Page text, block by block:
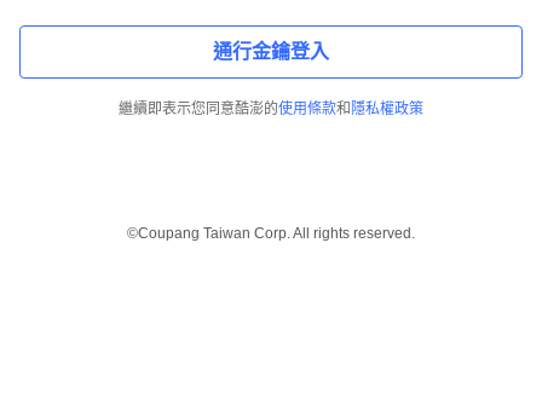
通行金鑰登入
繼續即表示您同意酷澎的使用條款和 隱私權政策
©Coupang Taiwan Corp. All rights reserved.